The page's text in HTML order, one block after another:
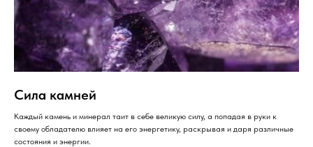
Сила камней
Каждый камень и минерал таит в себе великую силу, а попадая в руки к
своему обладателю влияет на его энергетику, раскрывая и даря различные
состояния и энергии.